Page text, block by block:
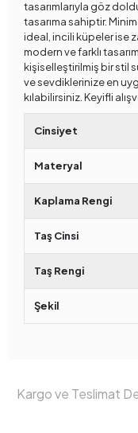
tasarımlarıyla göz
tasarıma sahiptir.
ideal, incili küpeler ise
modern ve farklı
kişiselleştirilmiş bir stil
ve sevdiklerinize en
kılabilirsiniz. Keyifli
Cinsiyet
Materyal
Kaplama Rengi
Taş Cinsi
Taş Rengi
Şekil
Kargo ve Teslimat